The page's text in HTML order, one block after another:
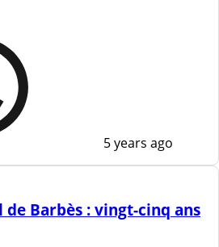
5 years ago
Barbès : vingt-cinq ans